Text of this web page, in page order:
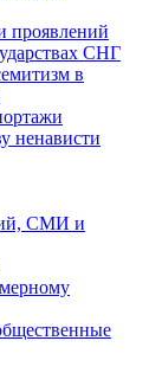
проявлений
СНГ
в
ненависти
СМИ и